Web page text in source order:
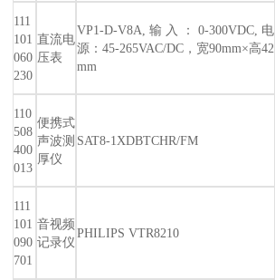
111
101
060
230
直流电
压表
VP1-D-V8A,输入：0-300VDC,电
源：45-265VAC/DC，宽90mm×高42
mm
110
508
400
013
便携式
声波测
厚仪
SAT8-1XDBTCHR/FM
111
101
090
701
音视频
记录仪
PHILIPS VTR8210